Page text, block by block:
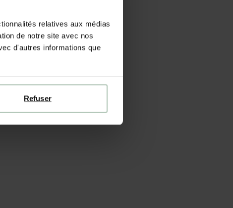
relatives aux médias
de notre site avec nos
d'autres informations que
Refuser